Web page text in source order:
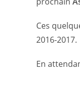
Ces
2016-2017.
En